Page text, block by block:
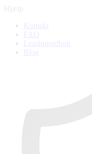
Hjælp
Kontakt
FAQ
Leasingordbog
Blog